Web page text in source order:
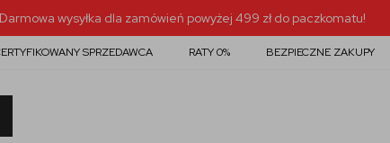
Darmowa wysyłka dla zamówień powyżej 499 zł do paczkomatu!
SPRZEDAWCA RATY 0% BEZPIECZNE ZAKUPY